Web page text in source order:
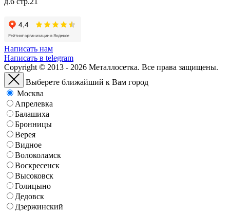
Написать нам
Написать в telegram
Copyright © 2013 - 2026 Металлосетка. Все права защищены.
Выберете ближайший к Вам город
Москва
Апрелевка
Балашиха
Бронницы
Верея
Видное
Волоколамск
Воскресенск
Высоковск
Голицыно
Дедовск
Дзержинский